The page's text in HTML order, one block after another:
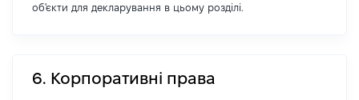
об'єкти для декларування в цьому розділі.
6. Корпоративні права